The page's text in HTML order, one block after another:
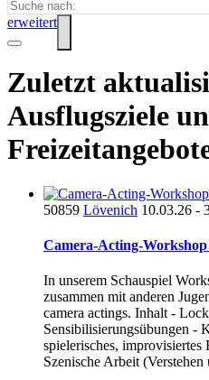
erweitert
Zuletzt
Ausflugsziele
50859 Lövenich 10.03.26 -
Camera-Acting-Workshop
In unserem Schauspiel
zusammen mit anderen
camera actings. Inhalt -
Sensibilisierungsübungen -
spielerisches,
Szenische Arbeit (Verstehen